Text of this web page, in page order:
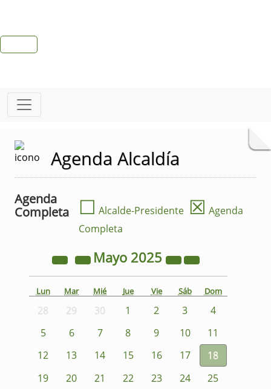
Agenda Alcaldía
Agenda
Completa
☐ Alcalde-Presidente ☒ Agenda
Completa
Mayo 2025
Lun Mar Mié Jue Vie Sáb Dom
28 29 30 1 2 3
4
5
6 7 8 9 10
11
12
13 14 15 16 17
18
19
20 21 22 23 24
25